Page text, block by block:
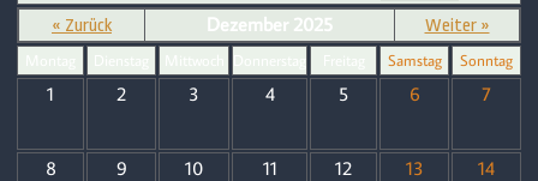
« Zurück Dezember 2025 Weiter »
Samstag Sonntag
1 2 3 4 5 6 7
8 9 10 11 12 13 14